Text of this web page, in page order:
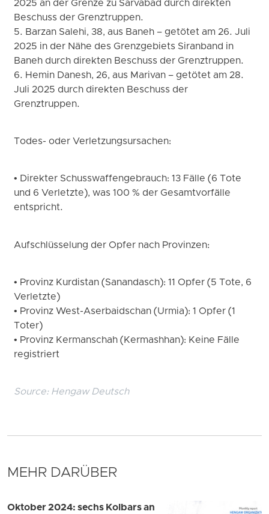
2025 an der Grenze zu Sarvabad durch direkten
Beschuss der Grenztruppen.
5. Barzan Salehi, 38, aus Baneh – getötet am 26. Juli
2025 in der Nähe des Grenzgebiets Siranband in
Baneh durch direkten Beschuss der Grenztruppen.
6. Hemin Danesh, 26, aus Marivan – getötet am 28.
Juli 2025 durch direkten Beschuss der
Grenztruppen.
Todes- oder Verletzungsursachen:
• Direkter Schusswaffengebrauch: 13 Fälle (6 Tote
und 6 Verletzte), was 100 % der Gesamtvorfälle
entspricht.
Aufschlüsselung der Opfer nach Provinzen:
• Provinz Kurdistan (Sanandasch): 11 Opfer (5 Tote, 6
Verletzte)
• Provinz West-Aserbaidschan (Urmia): 1 Opfer (1
Toter)
• Provinz Kermanschah (Kermashhan): Keine Fälle
registriert
Source: Hengaw Deutsch
MEHR DARÜBER
Oktober 2024: sechs Kolbars an